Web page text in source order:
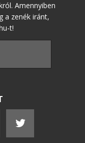
Amennyiben
a zenék iránt,
t!